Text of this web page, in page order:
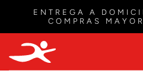
ENTREGA A
COMPRAS